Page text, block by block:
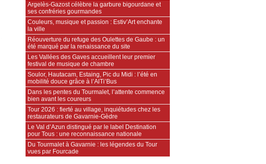
Argelès-Gazost célèbre la garbure bigourdane et
ses confréries gourmandes
Couleurs, musique et passion : Estiv’Art enchante
la ville
Réouverture du refuge des Oulettes de Gaube : un
été marqué par la renaissance du site
Les Vallées des Gaves accueillent leur premier
festival de musique de chambre
Soulor, Hautacam, Estaing, Pic du Midi : l’été en
mobilité douce grâce à l’AlTi’Bus
Dans les pentes du Tourmalet, l’attente commence
bien avant les coureurs
Tour 2026 : fierté au village, inquiétudes chez les
restaurateurs de Gavarnie‑Gèdre
Le Val d’Azun distingué par le label Destination
pour Tous : une reconnaissance nationale
Du Tourmalet à Gavarnie : les légendes du Tour
vues par Fourcade